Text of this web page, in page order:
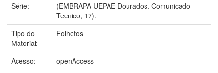
Série:
(EMBRAPA-UEPAE Dourados. Comunicado
Tecnico, 17).
Tipo do
Material:
Folhetos
Acesso:
openAccess